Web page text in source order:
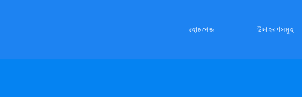
হোমপেজ উদাহরণসমূহ